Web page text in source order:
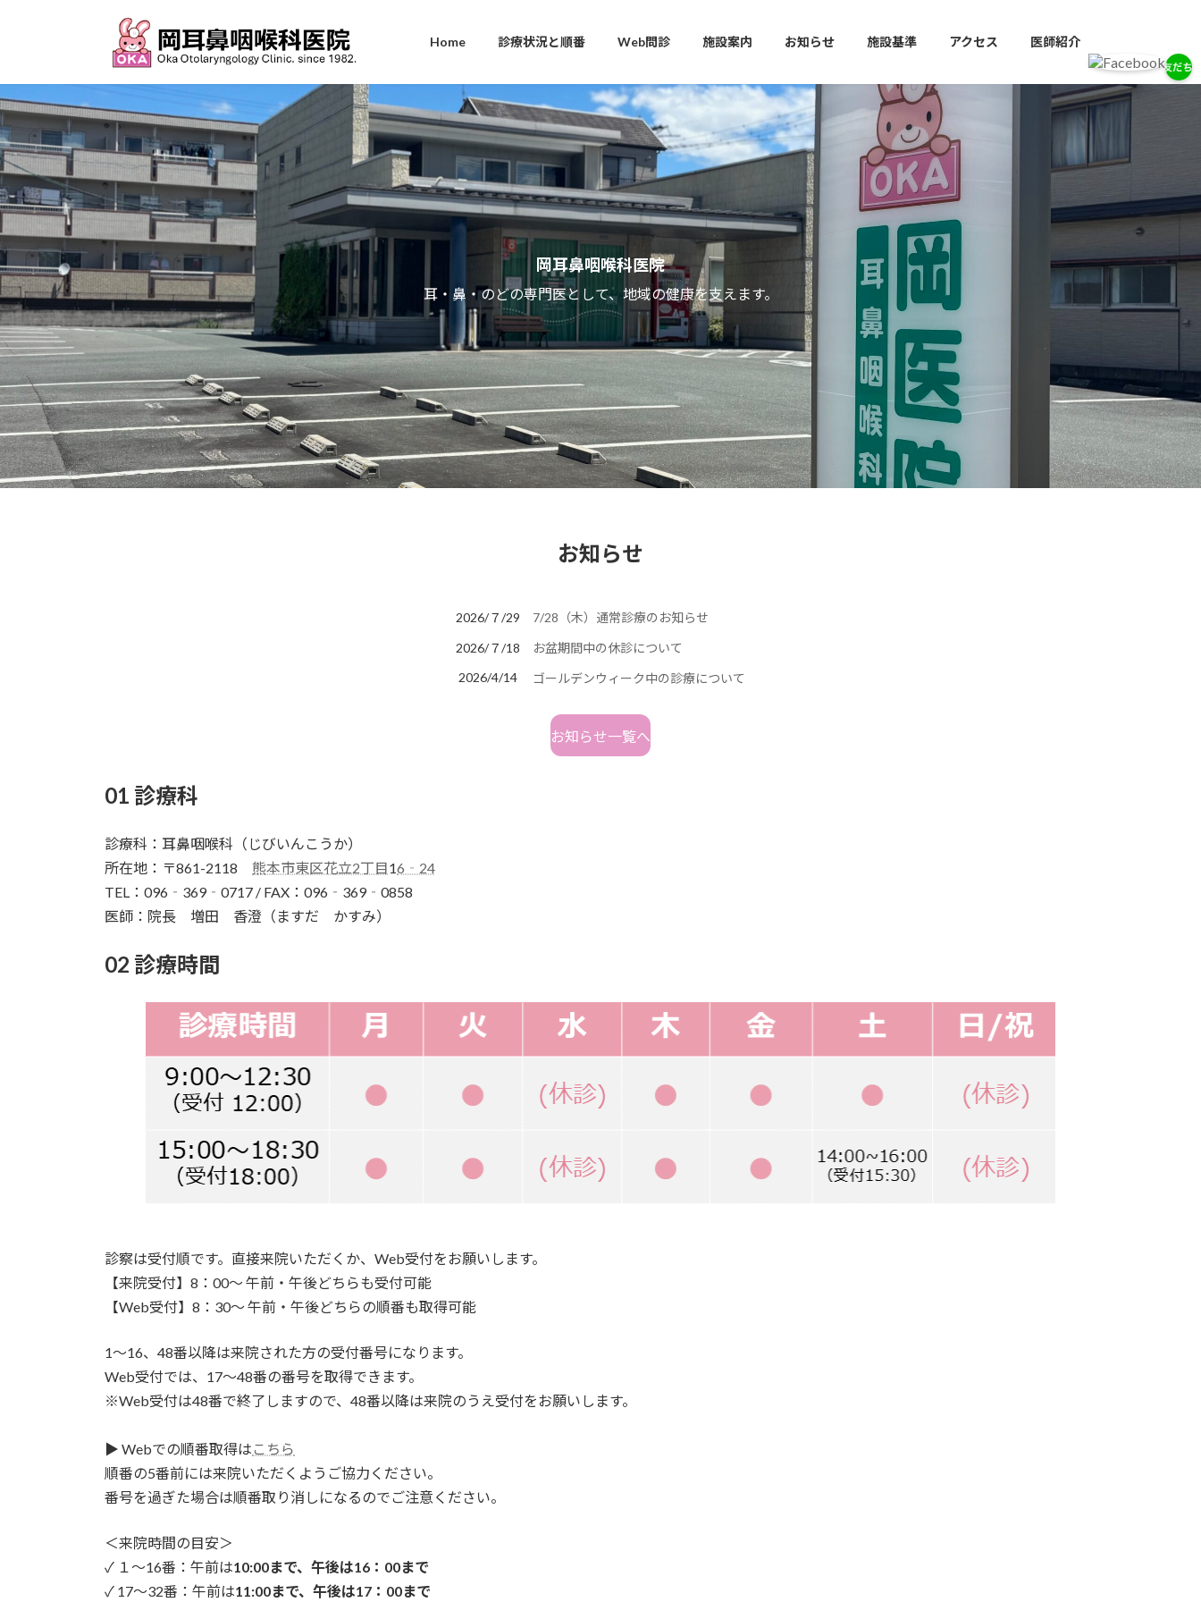
ツ
へ
ス
キ
ッ
プ
シ
ョ
ン
に
移
動
Home 診療状況と順番 Web問診 施設案内 お知らせ 施設基準 アクセス 医師紹介
岡耳鼻咽喉科医院
耳・鼻・のどの専門医として、地域の健康を支えます。
お知らせ
2026/７/29
7/28（木）通常診療のお知らせ
2026/７/18
お盆期間中の休診について
2026/4/14
ゴールデンウィーク中の診療について
お知らせ一覧へ
01 診療科
診療科：耳鼻咽喉科（じびいんこうか）
所在地：〒861-2118 熊本市東区花立2丁目16‐24
TEL：096‐369‐0717 / FAX：096‐369‐0858
医師：院長 増田 香澄（ますだ かすみ）
02 診療時間
診察は受付順です。直接来院いただくか、Web受付をお願いします。
【来院受付】8：00～ 午前・午後どちらも受付可能
【Web受付】8：30～ 午前・午後どちらの順番も取得可能
1～16、48番以降は来院された方の受付番号になります。
Web受付では、17～48番の番号を取得できます。
※Web受付は48番で終了しますので、48番以降は来院のうえ受付をお願いします。
▶ Webでの順番取得は こちら
順番の5番前には来院いただくようご協力ください。
番号を過ぎた場合は順番取り消しになるのでご注意ください。
＜来院時間の目安＞
✓ １～16番：午前は10:00まで、午後は16：00まで
✓ 17～32番：午前は11:00まで、午後は17：00まで